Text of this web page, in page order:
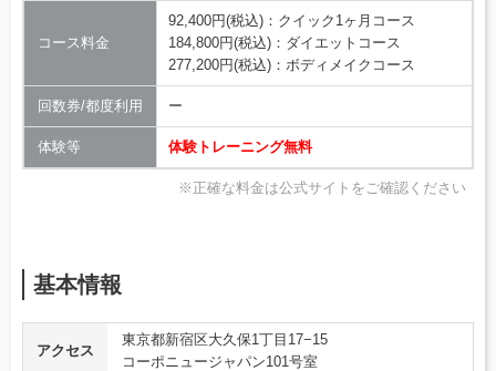
コース料金
92,400円(税込)：クイック1ヶ月コース
184,800円(税込)：ダイエットコース
277,200円(税込)：ボディメイクコース
回数券/都度利用 ー
体験等 体験トレーニング無料
※正確な料金は公式サイトをご確認ください
基本情報
アクセス
東京都新宿区大久保1丁目17−15
コーポニュージャパン101号室